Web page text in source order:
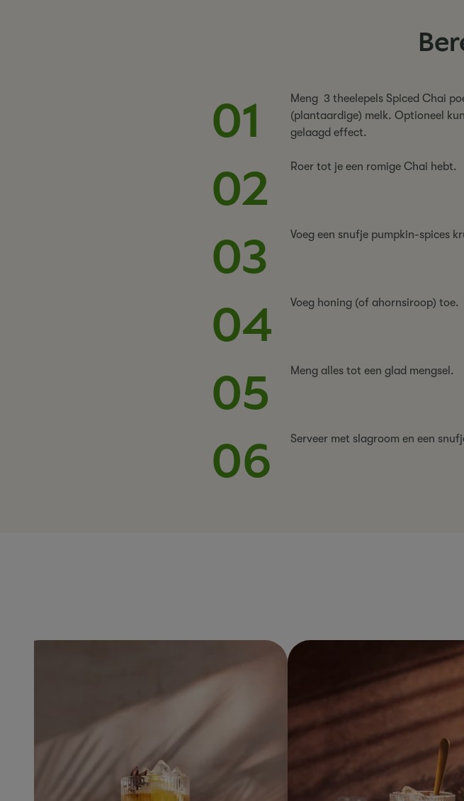
01
Meng 3 theelepels Spiced Chai
(plantaardige) melk. Optioneel
gelaagd effect.
02 Roer tot je een romige Chai hebt.
03 Voeg een snufje pumpkin-spices
04 Voeg honing (of ahornsiroop) toe.
05 Meng alles tot een glad mengsel.
06 Serveer met slagroom en een